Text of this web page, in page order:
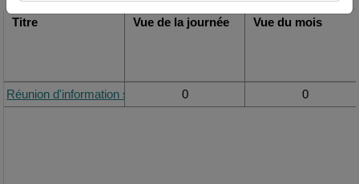
Titre Vue de la journée Vue du mois
Réunion d'information sur la réforme du 3ème cycle court et mise
0 0